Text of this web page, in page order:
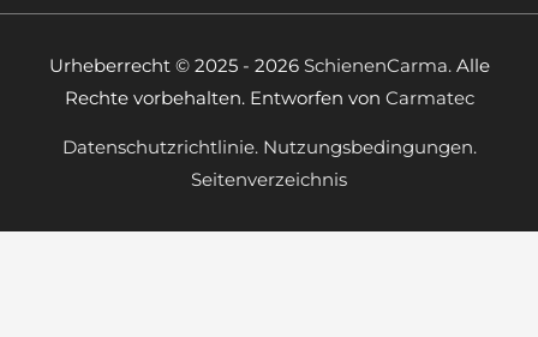
Urheberrecht © 2025 - 2026 SchienenCarma. Alle
Rechte vorbehalten. Entworfen von Carmatec
Datenschutzrichtlinie. Nutzungsbedingungen.
Seitenverzeichnis